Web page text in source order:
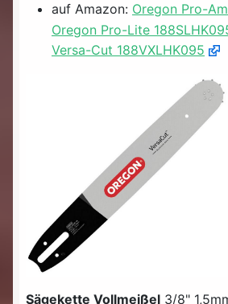
auf Amazon: Oregon Pro-
Oregon Pro-Lite
Versa-Cut 188VXLHK095
Sägekette Vollmeißel 3/8"